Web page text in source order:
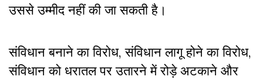
उससे उम्मीद नहीं की जा सकती है।
संविधान बनाने का विरोध, संविधान लागू होने का विरोध,
संविधान को धरातल पर उतारने में रोड़े अटकाने और